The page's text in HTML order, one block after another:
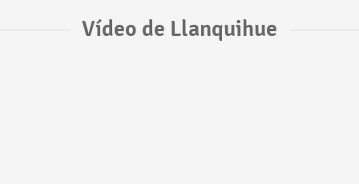
Vídeo de Llanquihue